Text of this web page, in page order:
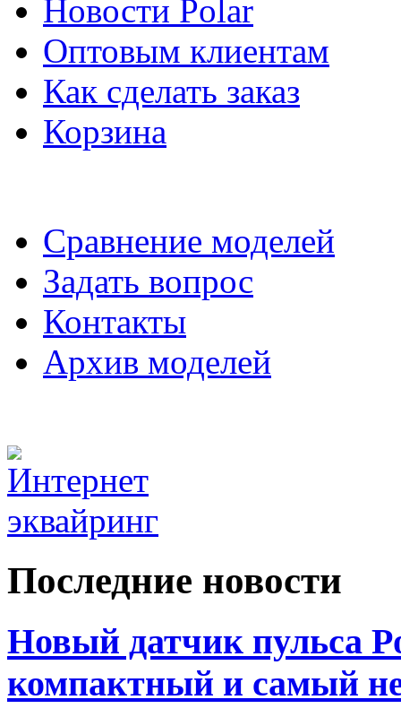
Новости Polar
Оптовым клиентам
Как сделать заказ
Корзина
Сравнение моделей
Задать вопрос
Контакты
Архив моделей
Последние новости
Новый датчик пульса
компактный и самый